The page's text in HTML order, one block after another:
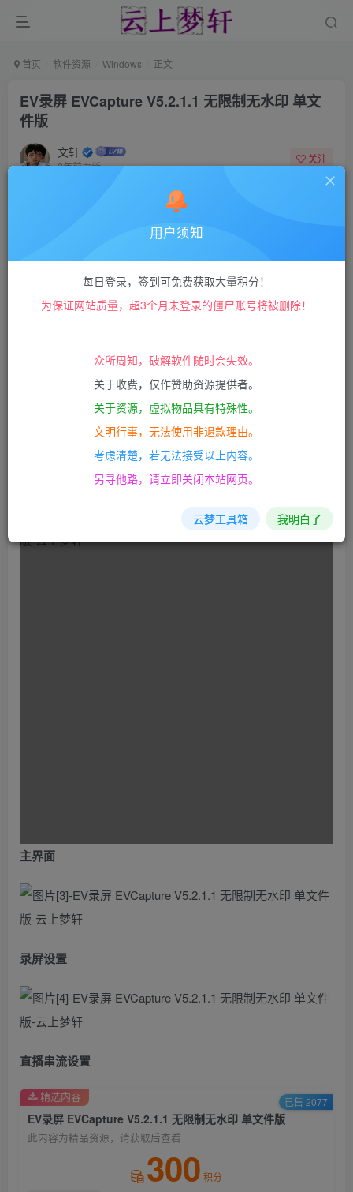
首页 软件资源 Windows 正文
EV录屏 EVCapture V5.2.1.1 无限制无水印 单文
件版
文轩
2年前更新
关注
免费无水印，集视频录制与直播功能于一身的桌面录屏软件
声音、系统声音、麦和系统声音等功能，还提供了
印、文字水印、嵌入摄像头、定时录制、分屏录制
助小工具，供用户免费自由使用
因为这个录屏工具还挺好用的，免费的功能完全够用所以我
把最新版的安装包压制了一份单文件免安装版，分享给大家
主界面
录屏设置
直播串流设置
EV录屏 EVCapture V5.2.1.1 无限制无水印 单文件版
此内容为精品资源，请获取后查看
300 积分
精选内容 已售 2077
用户须知
每日登录，签到可免费获取大量积分！
为保证网站质量，超3个月未登录的僵尸账号将被删除！
众所周知，破解软件随时会失效。
关于收费，仅作赞助资源提供者。
关于资源，虚拟物品具有特殊性。
文明行事，无法使用非退款理由。
考虑清楚，若无法接受以上内容。
另寻他路，请立即关闭本站网页。
云梦工具箱 我明白了